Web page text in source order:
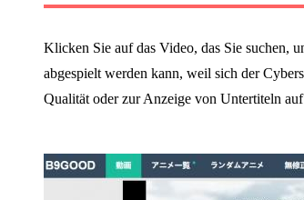
Klicken Sie auf das Video, das Sie suchen,
abgespielt werden kann, weil sich der
Qualität oder zur Anzeige von Untertiteln